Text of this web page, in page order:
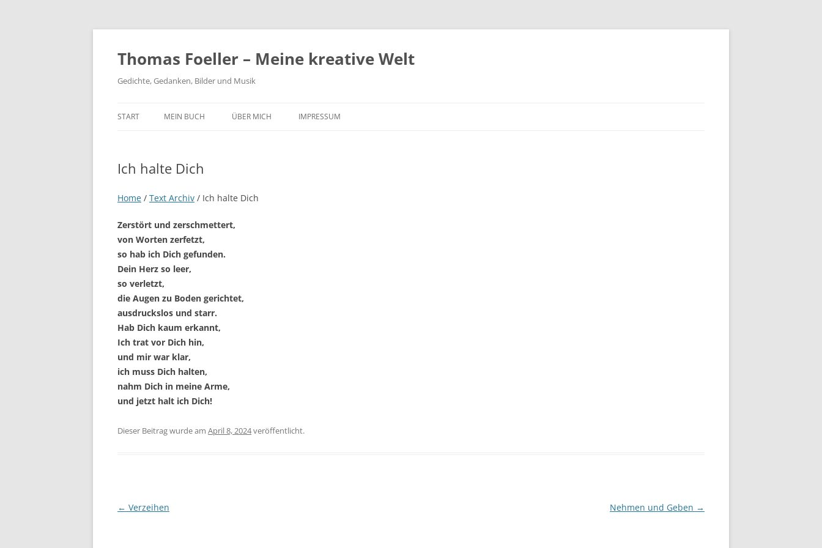
Thomas Foeller – Meine kreative Welt
Gedichte, Gedanken, Bilder und Musik
START MEIN BUCH ÜBER MICH IMPRESSUM
Ich halte Dich
Home / Text Archiv / Ich halte Dich
Zerstört und zerschmettert,
von Worten zerfetzt,
so hab ich Dich gefunden.
Dein Herz so leer,
so verletzt,
die Augen zu Boden gerichtet,
ausdruckslos und starr.
Hab Dich kaum erkannt,
Ich trat vor Dich hin,
und mir war klar,
ich muss Dich halten,
nahm Dich in meine Arme,
und jetzt halt ich Dich!
Dieser Beitrag wurdeam April 8, 2024veröffentlicht.
Beitragsnavigation
← Verzeihen Nehmen und Geben →